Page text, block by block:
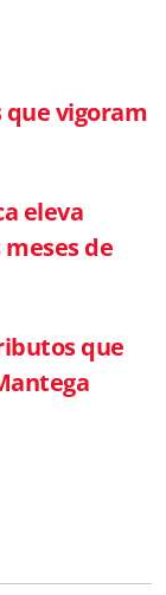
que vigoram
eleva
de
que